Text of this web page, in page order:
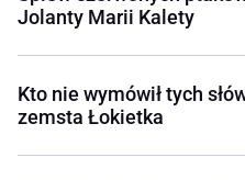
Jolanty Marii Kalety
Kto nie wymówił tych
zemsta Łokietka